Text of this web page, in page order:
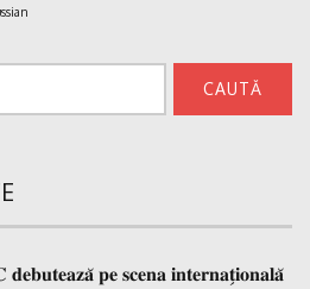
𝐩𝐞 𝐬𝐜𝐞𝐧𝐚 𝐢𝐧𝐭𝐞𝐫𝐧𝐚𝐭̗𝐢𝐨𝐧𝐚𝐥𝐚̆